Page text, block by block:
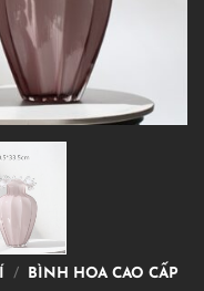
/ BÌNH HOA CAO CẤP